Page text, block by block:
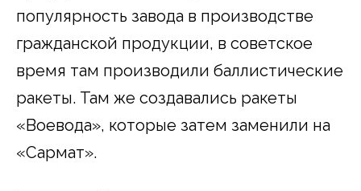
популярность завода в производстве
гражданской продукции, в советское
время там производили баллистические
ракеты. Там же создавались ракеты
«Воевода», которые затем заменили на
«Сармат».